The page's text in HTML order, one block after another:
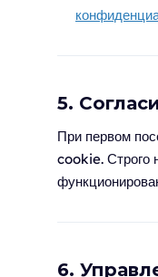
5.
При первом
cookie. Строго
6.